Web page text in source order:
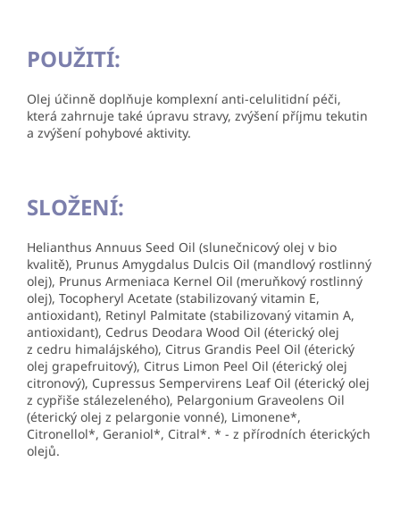
POUŽITÍ:
Olej účinně doplňuje komplexní anti-celulitidní péči,
která zahrnuje také úpravu stravy, zvýšení příjmu tekutin
a zvýšení pohybové aktivity.
SLOŽENÍ:
Helianthus Annuus Seed Oil (slunečnicový olej v bio
kvalitě), Prunus Amygdalus Dulcis Oil (mandlový rostlinný
olej), Prunus Armeniaca Kernel Oil (meruňkový rostlinný
olej), Tocopheryl Acetate (stabilizovaný vitamin E,
antioxidant), Retinyl Palmitate (stabilizovaný vitamin A,
antioxidant), Cedrus Deodara Wood Oil (éterický olej
z cedru himalájského), Citrus Grandis Peel Oil (éterický
olej grapefruitový), Citrus Limon Peel Oil (éterický olej
citronový), Cupressus Sempervirens Leaf Oil (éterický olej
z cypřiše stálezeleného), Pelargonium Graveolens Oil
(éterický olej z pelargonie vonné), Limonene*,
Citronellol*, Geraniol*, Citral*. * - z přírodních éterických
olejů.